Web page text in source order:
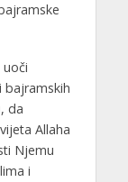
bajramskih
da
Allaha
Njemu
i